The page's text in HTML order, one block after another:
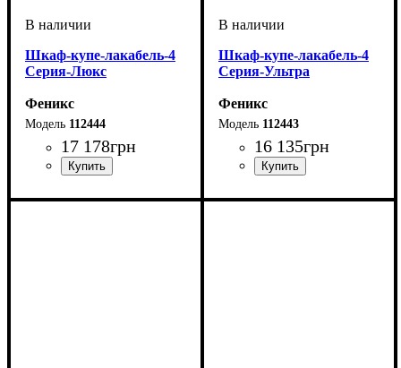
Шкаф-купе-лакабель-4
Серия-Люкс
Феникс
112444
17 178грн
Шкаф-купе-лакабель-4
Серия-Ультра
Феникс
112443
16 135грн